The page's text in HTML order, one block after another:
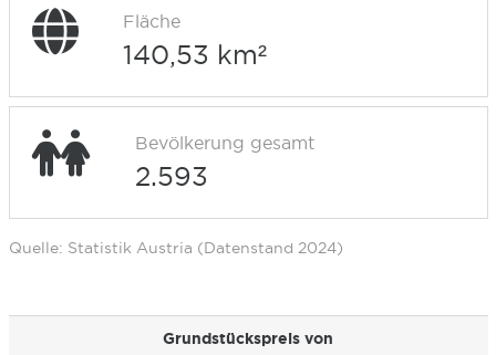
Fläche
140,53 km²
Bevölkerung gesamt
2.593
Quelle: Statistik Austria (Datenstand 2024)
Grundstückspreis von